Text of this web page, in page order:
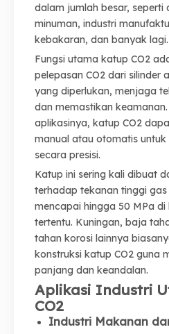
dalam jumlah besar, seperti
minuman, industri
kebakaran, dan banyak lagi.
Fungsi utama katup CO2
pelepasan CO2 dari silinder
yang diperlukan, menjaga
dan memastikan
aplikasinya, katup CO2
manual atau otomatis
secara presisi.
Katup ini sering kali dibuat
terhadap tekanan tinggi
mencapai hingga 50 MPa di
tertentu. Kuningan, baja
tahan korosi lainnya
konstruksi katup CO2 guna
panjang dan keandalan.
Aplikasi Industri
CO2
Industri Makanan